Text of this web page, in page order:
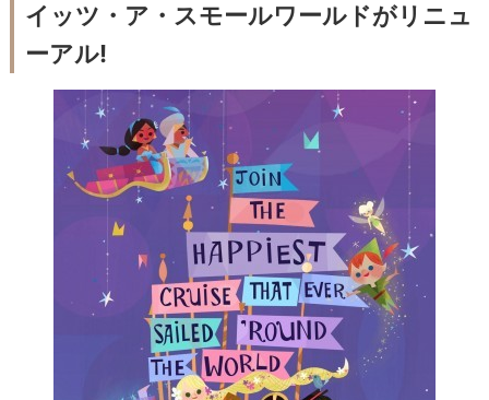
イッツ・ア・スモールワールドがリニュ
ーアル!